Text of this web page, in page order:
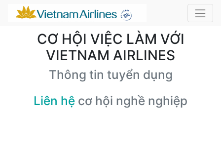
CƠ HỘI VIỆC LÀM VỚI
VIETNAM AIRLINES
Thông tin tuyển dụng
Liên hệ cơ hội nghề nghiệp